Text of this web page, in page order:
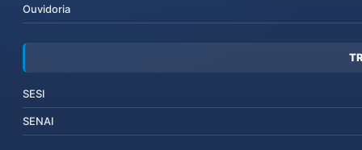
Ouvidoria
SESI
SENAI